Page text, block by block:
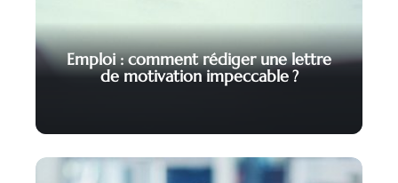
Emploi : comment rédiger une lettre
de motivation impeccable ?